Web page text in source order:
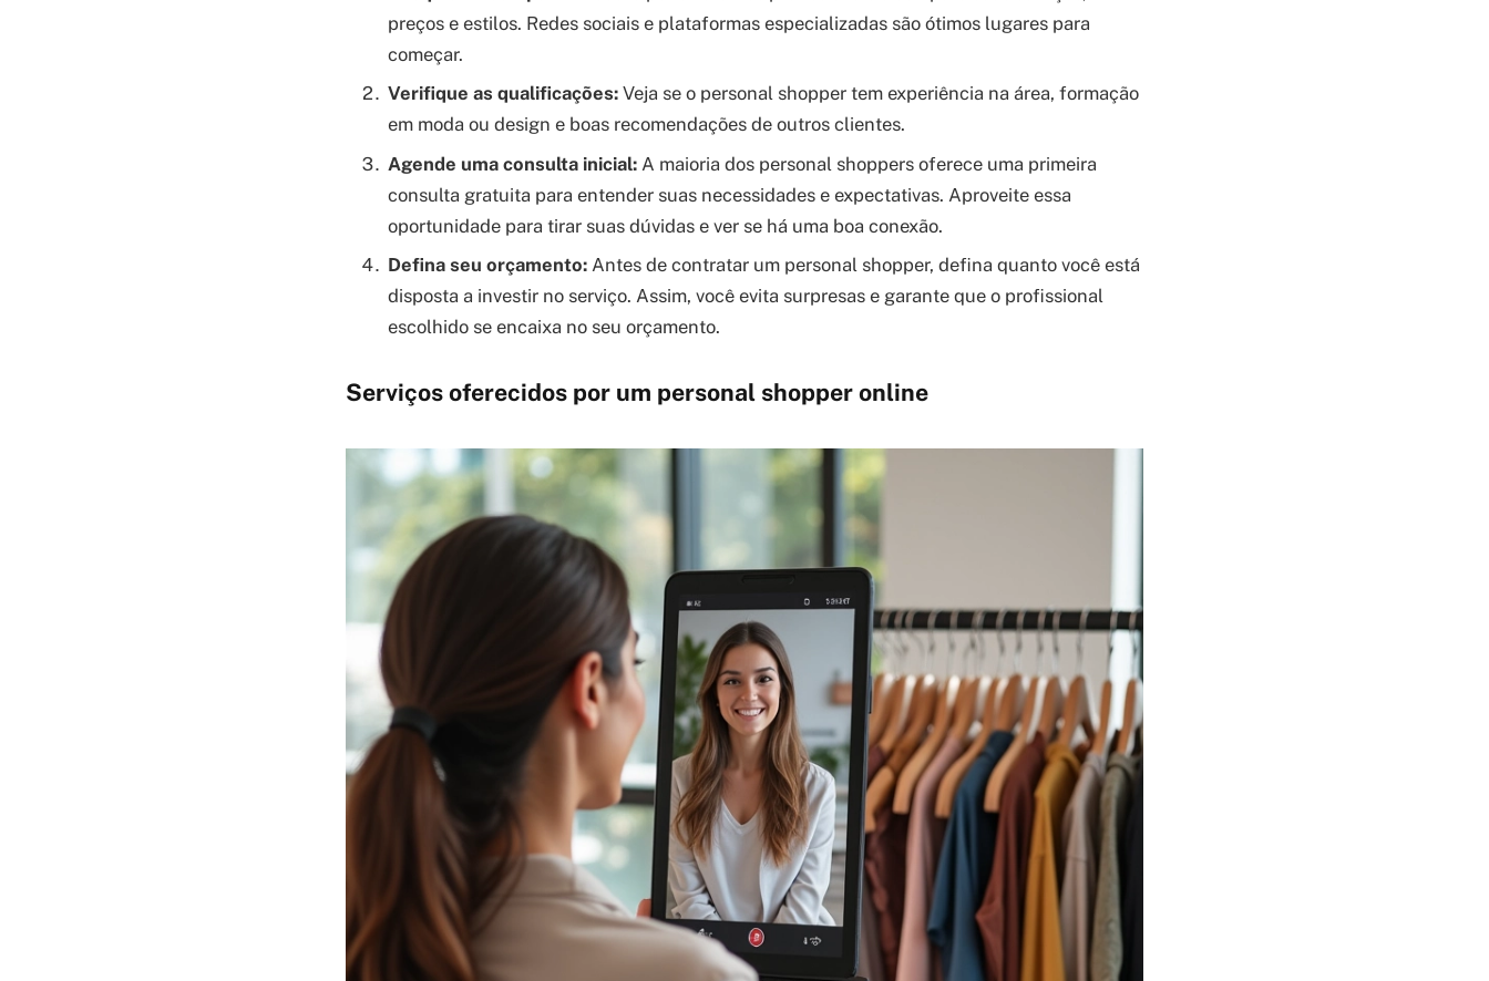
preços e estilos. Redes sociais e plataformas especializadas são ótimos lugares para
começar.
Verifique as qualificações: Veja se o personal shopper tem experiência na área, formação
em moda ou design e boas recomendações de outros clientes.
Agende uma consulta inicial: A maioria dos personal shoppers oferece uma primeira
consulta gratuita para entender suas necessidades e expectativas. Aproveite essa
oportunidade para tirar suas dúvidas e ver se há uma boa conexão.
Defina seu orçamento: Antes de contratar um personal shopper, defina quanto você está
disposta a investir no serviço. Assim, você evita surpresas e garante que o profissional
escolhido se encaixa no seu orçamento.
Serviços oferecidos por um personal shopper online